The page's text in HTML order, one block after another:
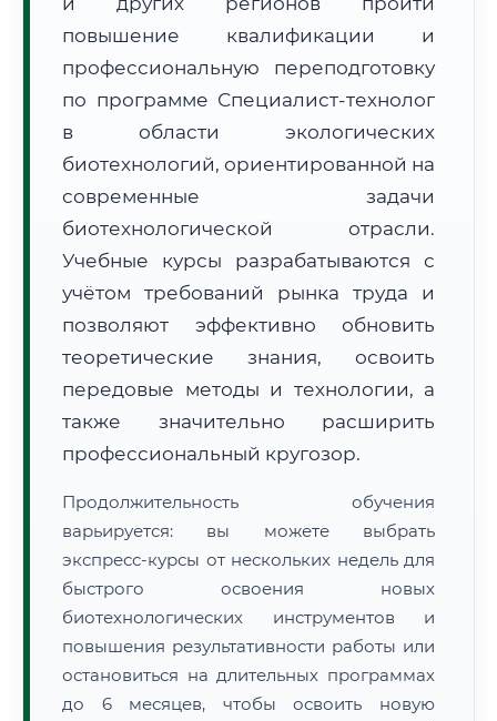
Расчет логистики оригиналов:
• Маршрут транзита:~569 км
повышение квалификации и
профессиональную переподготовку
по программе Специалист-технолог
в области экологических
биотехнологий, ориентированной на
современные задачи
биотехнологической отрасли.
Учебные курсы разрабатываются с
учётом требований рынка труда и
позволяют эффективно обновить
теоретические знания, освоить
передовые методы и технологии, а
также значительно расширить
профессиональный кругозор.
Продолжительность обучения
варьируется: вы можете выбрать
экспресс-курсы от нескольких недель для
быстрого освоения новых
биотехнологических инструментов и
повышения результативности работы или
остановиться на длительных программах
до 6 месяцев, чтобы освоить новую